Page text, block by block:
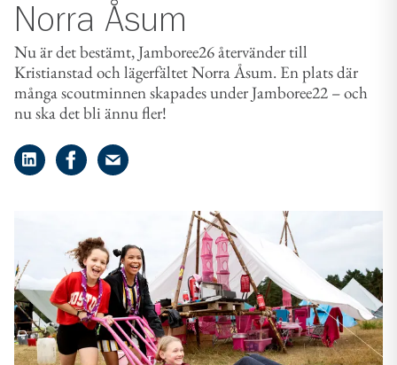
Norra Åsum
Nu är det bestämt, Jamboree26 återvänder till
Kristianstad och lägerfältet Norra Åsum. En plats där
många scoutminnen skapades under Jamboree22 – och
nu ska det bli ännu fler!
Dela på LinkedIn
Dela på Facebook
Dela på e-post